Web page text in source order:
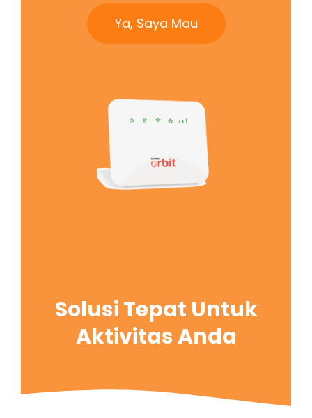
Ya, Saya Mau
Solusi Tepat Untuk
Aktivitas Anda